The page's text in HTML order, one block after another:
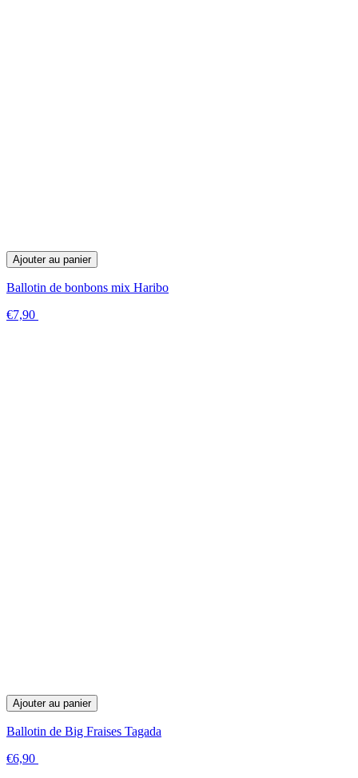
Ajouter au panier
Ballotin de bonbons mix Haribo
€7,90
Ajouter au panier
Ballotin de Big Fraises Tagada
€6,90